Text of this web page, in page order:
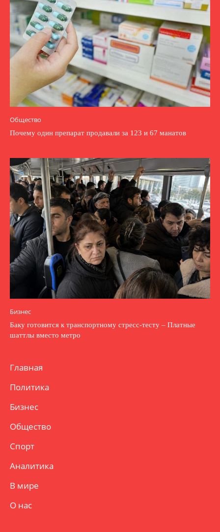
Общество
Почему один препарат продавали за 123 и 67 манатов
Бизнес
Баку готовится к транспортному стресс-тесту – Платные
шаттлы вместо метро
Главная
Политика
Бизнес
Общество
Спорт
Аналитика
В мире
О нас